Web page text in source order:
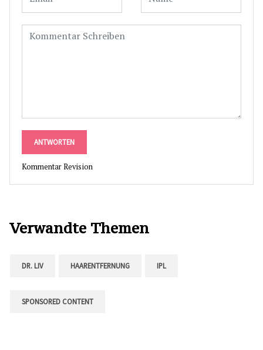
ANTWORTEN
Kommentar Revision
Verwandte Themen
DR. LIV HAARENTFERNUNG IPL
SPONSORED CONTENT